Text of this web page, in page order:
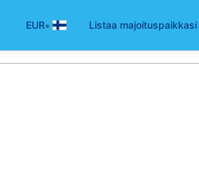
EUR• Listaa majoituspaikkasi